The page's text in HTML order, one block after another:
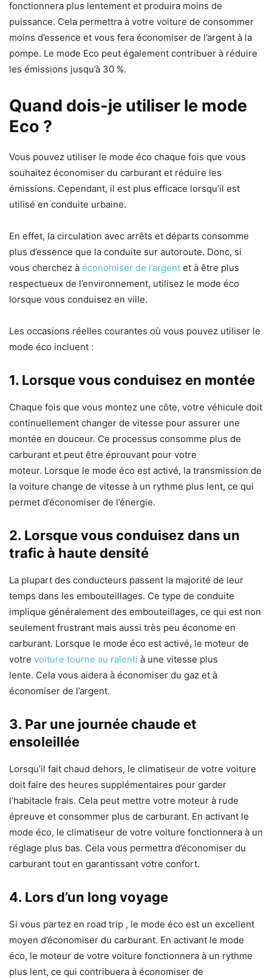
fonctionnera plus lentement et produira moins de
puissance. Cela permettra à votre voiture de consommer
moins d’essence et vous fera économiser de l’argent à la
pompe. Le mode Eco peut également contribuer à réduire
les émissions jusqu’à 30 %.
Quand dois-je utiliser le mode
Eco ?
Vous pouvez utiliser le mode éco chaque fois que vous
souhaitez économiser du carburant et réduire les
émissions. Cependant, il est plus efficace lorsqu’il est
utilisé en conduite urbaine.
En effet, la circulation avec arrêts et départs consomme
plus d’essence que la conduite sur autoroute. Donc, si
vous cherchez à économiser de l’argent et à être plus
respectueux de l’environnement, utilisez le mode éco
lorsque vous conduisez en ville.
Les occasions réelles courantes où vous pouvez utiliser le
mode éco incluent :
1. Lorsque vous conduisez en montée
Chaque fois que vous montez une côte, votre véhicule doit
continuellement changer de vitesse pour assurer une
montée en douceur. Ce processus consomme plus de
carburant et peut être éprouvant pour votre
moteur. Lorsque le mode éco est activé, la transmission de
la voiture change de vitesse à un rythme plus lent, ce qui
permet d’économiser de l’énergie.
2. Lorsque vous conduisez dans un
trafic à haute densité
La plupart des conducteurs passent la majorité de leur
temps dans les embouteillages. Ce type de conduite
implique généralement des embouteillages, ce qui est non
seulement frustrant mais aussi très peu économe en
carburant. Lorsque le mode éco est activé, le moteur de
votre voiture tourne au ralenti à une vitesse plus
lente. Cela vous aidera à économiser du gaz et à
économiser de l’argent.
3. Par une journée chaude et
ensoleillée
Lorsqu’il fait chaud dehors, le climatiseur de votre voiture
doit faire des heures supplémentaires pour garder
l’habitacle frais. Cela peut mettre votre moteur à rude
épreuve et consommer plus de carburant. En activant le
mode éco, le climatiseur de votre voiture fonctionnera à un
réglage plus bas. Cela vous permettra d’économiser du
carburant tout en garantissant votre confort.
4. Lors d’un long voyage
Si vous partez en road trip , le mode éco est un excellent
moyen d’économiser du carburant. En activant le mode
éco, le moteur de votre voiture fonctionnera à un rythme
plus lent, ce qui contribuera à économiser de